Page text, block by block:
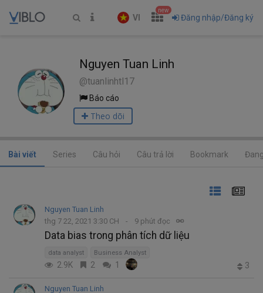
VI
new
Đăng nhập/Đăng ký
Nguyen Tuan Linh
@tuanlinhtl17
Báo cáo
Theo dõi
Bài viết Series Câu hỏi Câu trả lời Bookmark
Nguyen Tuan Linh
thg 7 22, 2021 3:30 CH
9 phút đọc
Data bias trong phân tích dữ liệu
data analyst Business Analyst
2.9K 2 1 3
Nguyen Tuan Linh